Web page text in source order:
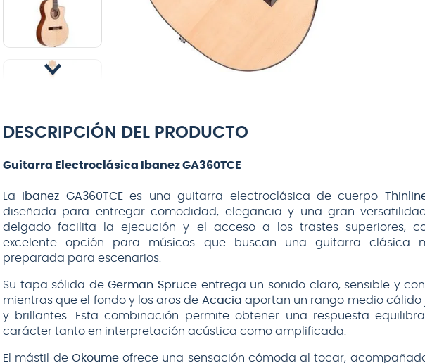
DESCRIPCIÓN DEL PRODUCTO
Guitarra Electroclásica Ibanez GA360TCE
La Ibanez GA360TCEes una guitarra electroclásica de cuerpo
diseñada para entregar comodidad, elegancia y una gran
delgado facilita la ejecución y el acceso a los trastes superiores,
excelente opción para músicos que buscan una guitarra clásica
preparada para escenarios.
Su tapa sólida deGerman Spruce entrega un sonido claro, sensible y
mientras que el fondo y los aros de Acacia aportan un rango medio cálido
y brillantes. Esta combinación permite obtener una respuesta
carácter tanto en interpretación acústica como amplificada.
El mástil de Okoumeofrece una sensación cómoda al tocar,